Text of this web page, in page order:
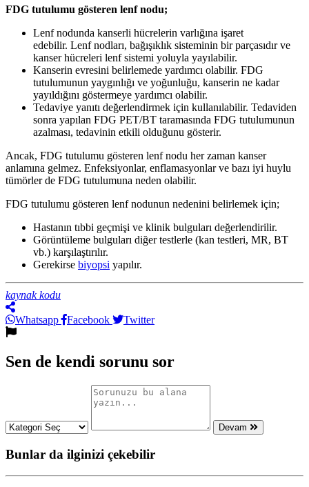
FDG tutulumu gösteren lenf nodu;
Lenf nodunda kanserli hücrelerin varlığına işaret
edebilir. Lenf nodları, bağışıklık sisteminin bir parçasıdır ve
kanser hücreleri lenf sistemi yoluyla yayılabilir.
Kanserin evresini belirlemede yardımcı olabilir. FDG
tutulumunun yaygınlığı ve yoğunluğu, kanserin ne kadar
yayıldığını göstermeye yardımcı olabilir.
Tedaviye yanıtı değerlendirmek için kullanılabilir. Tedaviden
sonra yapılan FDG PET/BT taramasında FDG tutulumunun
azalması, tedavinin etkili olduğunu gösterir.
Ancak, FDG tutulumu gösteren lenf nodu her zaman kanser
anlamına gelmez. Enfeksiyonlar, enflamasyonlar ve bazı iyi huylu
tümörler de FDG tutulumuna neden olabilir.
FDG tutulumu gösteren lenf nodunun nedenini belirlemek için;
Hastanın tıbbi geçmişi ve klinik bulguları değerlendirilir.
Görüntüleme bulguları diğer testlerle (kan testleri, MR, BT
vb.) karşılaştırılır.
Gerekirse biyopsi yapılır.
kaynak kodu
Whatsapp Facebook Twitter
Sen de kendi sorunu sor
Devam
Bunlar da ilginizi çekebilir